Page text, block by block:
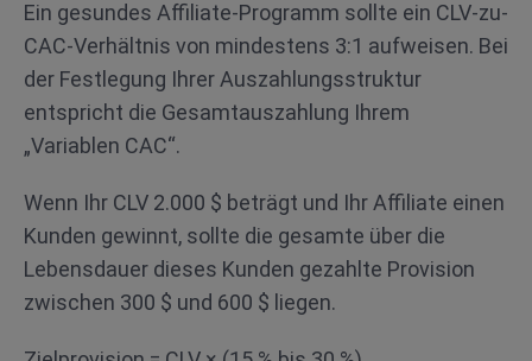
Ein gesundes Affiliate-Programm sollte ein CLV-zu-
CAC-Verhältnis von mindestens 3:1 aufweisen. Bei
der Festlegung Ihrer Auszahlungsstruktur
entspricht die Gesamtauszahlung Ihrem
„Variablen CAC“.
Wenn Ihr CLV 2.000 $ beträgt und Ihr Affiliate einen
Kunden gewinnt, sollte die gesamte über die
Lebensdauer dieses Kunden gezahlte Provision
zwischen 300 $ und 600 $ liegen.